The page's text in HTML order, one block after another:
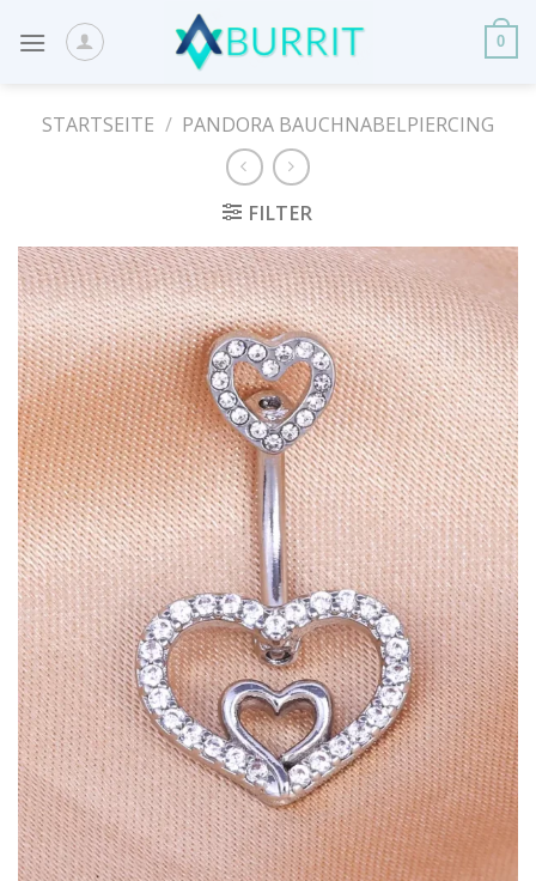
0
STARTSEITE / PANDORA BAUCHNABELPIERCING
FILTER